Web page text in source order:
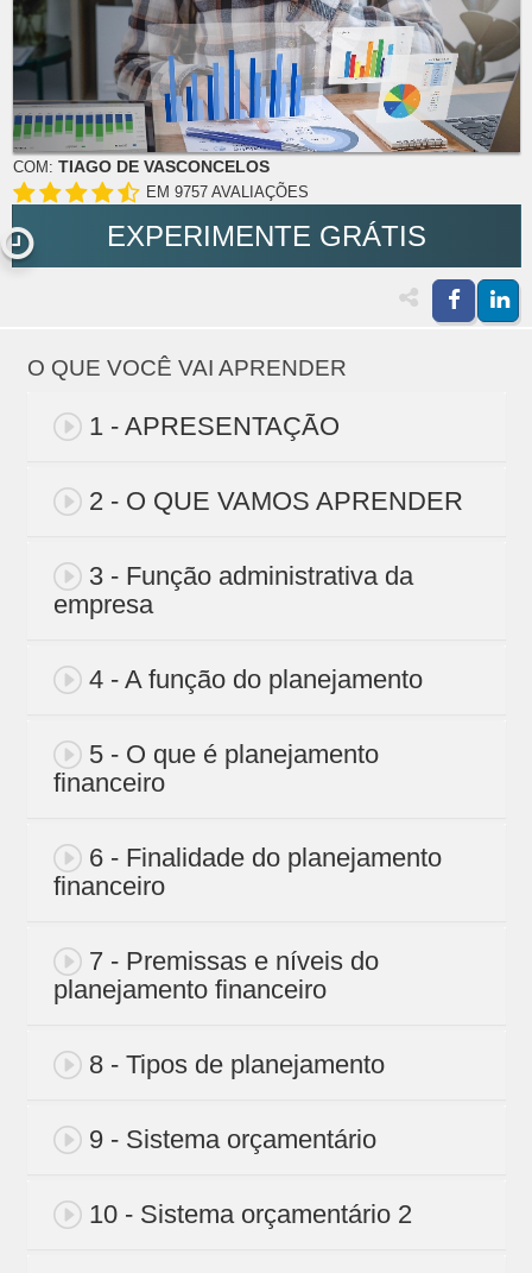
COM: TIAGO DE VASCONCELOS
EM 9757 AVALIAÇÕES
EXPERIMENTE GRÁTIS
O QUE VOCÊ VAI APRENDER
1 - APRESENTAÇÃO
2 - O QUE VAMOS APRENDER
3 - Função administrativa da
empresa
4 - A função do planejamento
5 - O que é planejamento
financeiro
6 - Finalidade do planejamento
financeiro
7 - Premissas e níveis do
planejamento financeiro
8 - Tipos de planejamento
9 - Sistema orçamentário
10 - Sistema orçamentário 2